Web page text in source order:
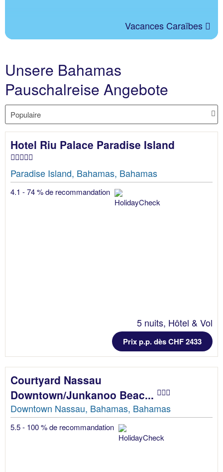
Vacances Caraïbes
Unsere Bahamas
Pauschalreise Angebote
Hotel Riu Palace Paradise Island
Paradise Island, Bahamas, Bahamas
4.1 - 74 % de recommandation
5 nuits, Hôtel & Vol
Prix p.p. dès CHF 2433
Courtyard Nassau
Downtown/Junkanoo Beac...
Downtown Nassau, Bahamas, Bahamas
5.5 - 100 % de recommandation